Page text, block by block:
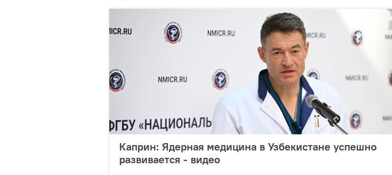
Каприн: Ядерная медицина в Узбекистане успешно
развивается - видео